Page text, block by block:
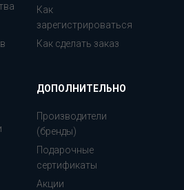
Как
зарегистрироваться
Как сделать заказ
ДОПОЛНИТЕЛЬНО
Производители
(бренды)
Подарочные
сертификаты
Акции